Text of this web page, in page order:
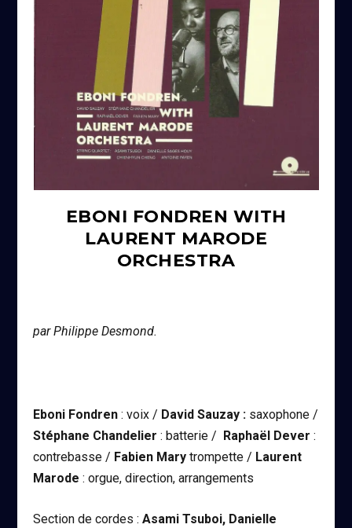
EBONI FONDREN WITH
LAURENT MARODE
ORCHESTRA
par Philippe Desmond.
Eboni Fondren : voix / David Sauzay : saxophone /
Stéphane Chandelier : batterie / Raphaël Dever :
contrebasse / Fabien Mary trompette / Laurent
Marode: orgue, direction, arrangements
Section de cordes :Asami Tsuboi, Danielle